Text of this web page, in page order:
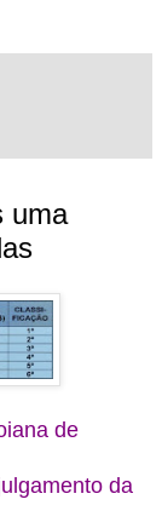
uma
de
da